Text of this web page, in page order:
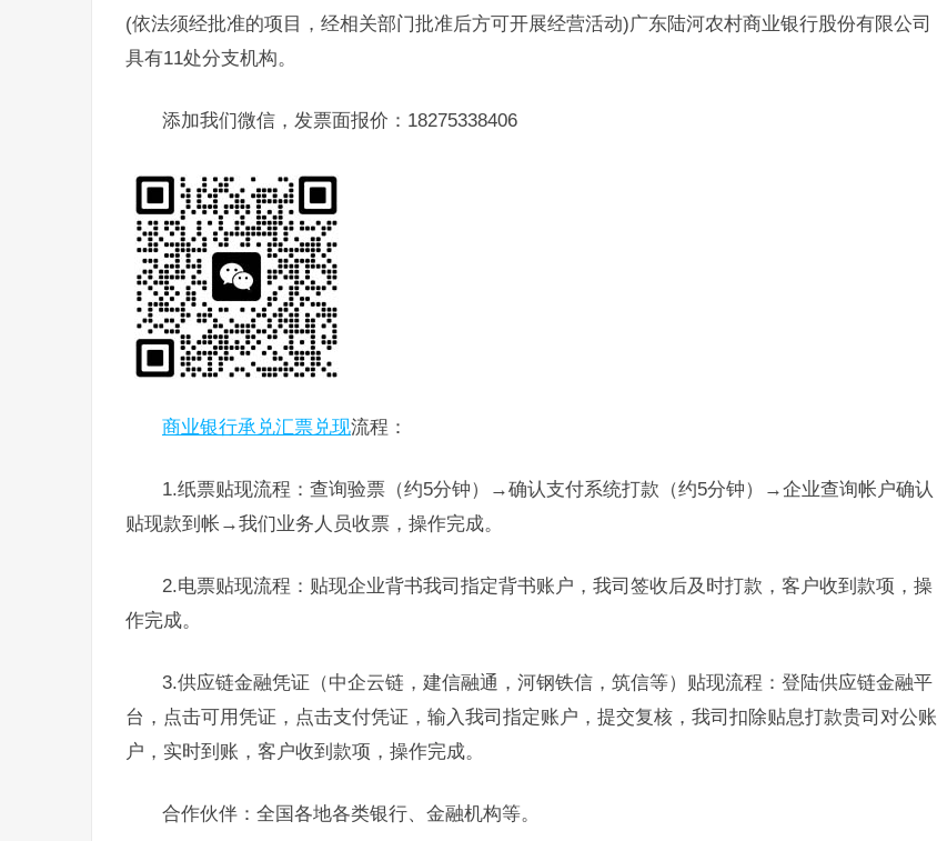
(依法须经批准的项目，经相关部门批准后方可开展经营活动)广东陆河农村商业银行股份有限公司
具有11处分支机构。
添加我们微信，发票面报价：18275338406
商业银行承兑汇票兑现流程：
1.纸票贴现流程：查询验票（约5分钟）→确认支付系统打款（约5分钟）→企业查询帐户确认
贴现款到帐→我们业务人员收票，操作完成。
2.电票贴现流程：贴现企业背书我司指定背书账户，我司签收后及时打款，客户收到款项，操
作完成。
3.供应链金融凭证（中企云链，建信融通，河钢铁信，筑信等）贴现流程：登陆供应链金融平
台，点击可用凭证，点击支付凭证，输入我司指定账户，提交复核，我司扣除贴息打款贵司对公账
户，实时到账，客户收到款项，操作完成。
合作伙伴：全国各地各类银行、金融机构等。